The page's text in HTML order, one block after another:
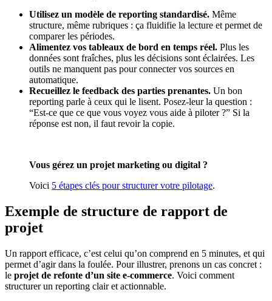
Utilisez un modèle de reporting standardisé. Même
structure, même rubriques : ça fluidifie la lecture et permet de
comparer les périodes.
Alimentez vos tableaux de bord en temps réel. Plus les
données sont fraîches, plus les décisions sont éclairées. Les
outils ne manquent pas pour connecter vos sources en
automatique.
Recueillez le feedback des parties prenantes. Un bon
reporting parle à ceux qui le lisent. Posez-leur la question :
“Est-ce que ce que vous voyez vous aide à piloter ?” Si la
réponse est non, il faut revoir la copie.
Vous gérez un projet marketing ou digital ?
Voici 5 étapes clés pour structurer votre pilotage.
Exemple de structure de rapport de
projet
Un rapport efficace, c’est celui qu’on comprend en 5 minutes, et qui
permet d’agir dans la foulée. Pour illustrer, prenons un cas concret :
le projet de refonte d’un site e-commerce. Voici comment
structurer un reporting clair et actionnable.